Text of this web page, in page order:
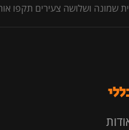
שמונה ושלושה צעירים תקפו